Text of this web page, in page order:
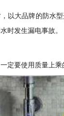
以大品牌的防水
时发生漏电事故。
定要使用质量上